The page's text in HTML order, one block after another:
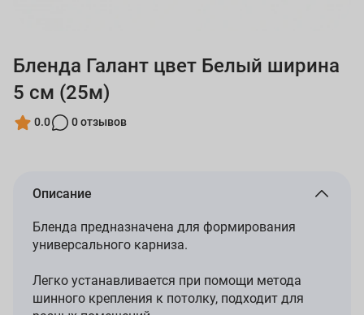
Бленда Галант цвет Белый ширина
5 см (25м)
0.0 0 отзывов
Описание
Бленда предназначена для формирования
универсального карниза.
Легко устанавливается при помощи метода
шинного крепления к потолку, подходит для